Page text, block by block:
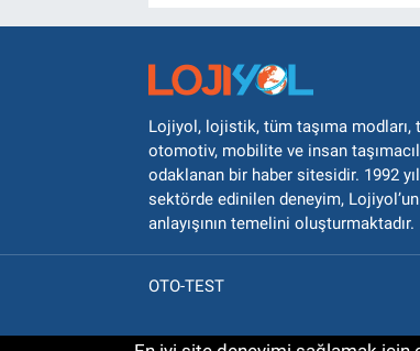
Lojiyol, lojistik, tüm taşıma modları,
otomotiv, mobilite ve insan
odaklanan bir haber sitesidir. 1992
sektörde edinilen deneyim, Lojiyol’un
anlayışının temelini oluşturmaktadır.
OTO-TEST